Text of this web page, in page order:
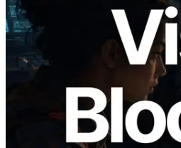
Validators Solutions
Block Analyzer –
Blockproduktionszeit
zugewiesenen
Lesen Sie diesen Artikel